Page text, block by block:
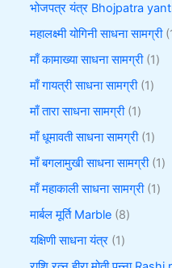
भोजपत्र यंत्र Bhojpatra
महालक्ष्मी योगिनी साधना सामग्री
माँ कामाख्या साधना सामग्री 1
माँ गायत्री साधना सामग्री 1
माँ तारा साधना सामग्री 1
माँ धूमावती साधना सामग्री 1
माँ बगलामुखी साधना सामग्री 1
माँ महाकाली साधना सामग्री 1
मार्बल मूर्ति Marble 8
यक्षिणी साधना यंत्र 1